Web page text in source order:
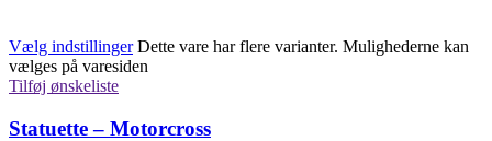
Vælg indstillinger Dette vare har flere varianter. Mulighederne kan
vælges på varesiden
Tilføj ønskeliste
Statuette – Motorcross